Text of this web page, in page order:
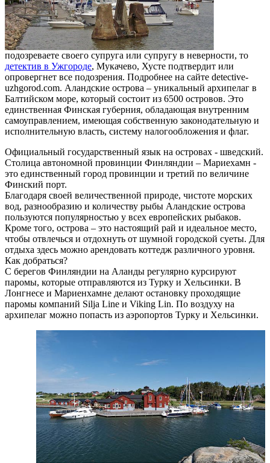
подозреваете своего супруга или супругу в неверности, то
детектив в Ужгороде, Мукачево, Хусте подтвердит или
опровергнет все подозрения. Подробнее на сайте detective-
uzhgorod.com. Аландские острова – уникальный архипелаг в
Балтийском море, который состоит из 6500 островов. Это
единственная Финская губерния, обладающая внутренним
самоуправлением, имеющая собственную законодательную и
исполнительную власть, систему налогообложения и флаг.
Официальный государственный язык на островах - шведский.
Столица автономной провинции Финляндии – Мариехамн -
это единственный город провинции и третий по величине
Финский порт.
Благодаря своей величественной природе, чистоте морских
вод, разнообразию и количеству рыбы Аландские острова
пользуются популярностью у всех европейских рыбаков.
Кроме того, острова – это настоящий рай и идеальное место,
чтобы отвлечься и отдохнуть от шумной городской суеты. Для
отдыха здесь можно арендовать коттедж различного уровня.
Как добраться?
С берегов Финляндии на Аланды регулярно курсируют
паромы, которые отправляются из Турку и Хельсинки. В
Лонгнесе и Мариенхамне делают остановку проходящие
паромы компаний Silja Line и Viking Lin. По воздуху на
архипелаг можно попасть из аэропортов Турку и Хельсинки.